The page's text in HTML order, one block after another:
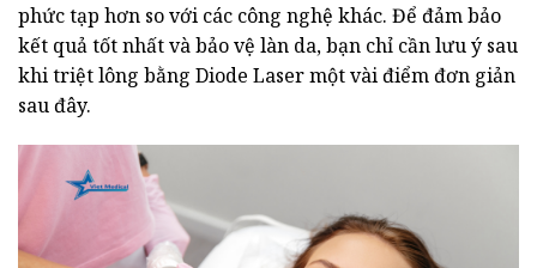
phức tạp hơn so với các công nghệ khác. Để đảm bảo
kết quả tốt nhất và bảo vệ làn da, bạn chỉ cần lưu ý sau
khi triệt lông bằng Diode Laser một vài điểm đơn giản
sau đây.